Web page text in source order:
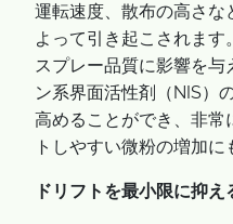
運転速度、散布の高さな
よって引き起こされま
スプレー品質に影響を
ン系界面活性剤（NIS）
高めることができ、非常
トしやすい微粉の増加に
ドリフトを最小限に抑